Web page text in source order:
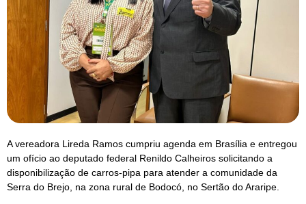
A vereadora Lireda Ramos cumpriu agenda em Brasília e entregou
um ofício ao deputado federal Renildo Calheiros solicitando a
disponibilização de carros-pipa para atender a comunidade da
Serra do Brejo, na zona rural de Bodocó, no Sertão do Araripe.